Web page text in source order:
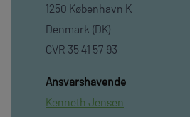
1250 København K
Denmark (DK)
CVR 35 41 57 93
Ansvarshavende
Kenneth Jensen